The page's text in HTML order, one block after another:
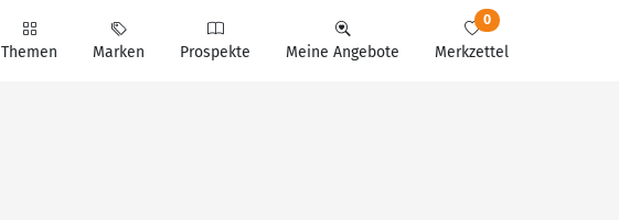
Themen Marken Prospekte Meine Angebote Merkzettel
0